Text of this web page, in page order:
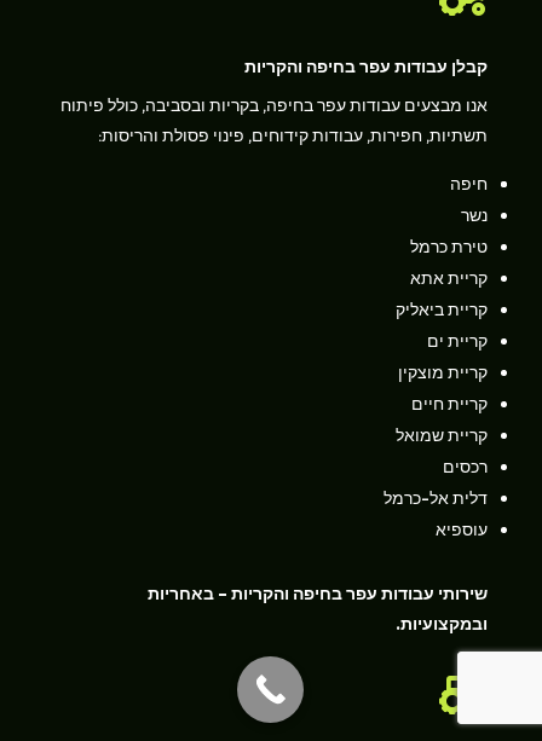
קבלן עבודות עפר בחיפה והקריות
אנו מבצעים עבודות עפר בחיפה, בקריות ובסביבה, כולל פיתוח
תשתיות, חפירות, עבודות קידוחים, פינוי פסולת והריסות:
חיפה
נשר
טירת כרמל
קריית אתא
קריית ביאליק
קריית ים
קריית מוצקין
קריית חיים
קריית שמואל
רכסים
דלית אל-כרמל
עוספיא
שירותי עבודות עפר בחיפה והקריות – באחריות
ובמקצועיות.
